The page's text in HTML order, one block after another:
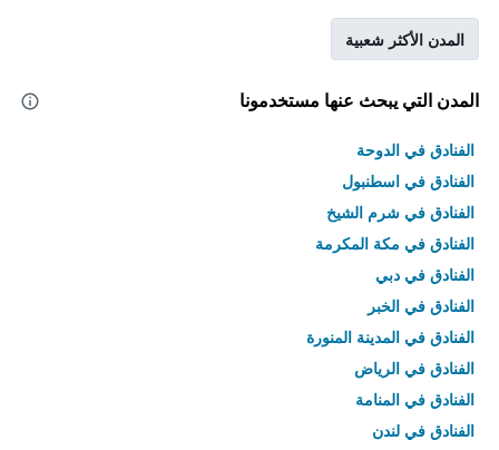
المدن الأكثر شعبية
المدن التي يبحث عنها مستخدمونا
الفنادق في الدوحة
الفنادق في اسطنبول
الفنادق في شرم الشيخ
الفنادق في مكة المكرمة
الفنادق في دبي
الفنادق في الخبر
الفنادق في المدينة المنورة
الفنادق في الرياض
الفنادق في المنامة
الفنادق في لندن